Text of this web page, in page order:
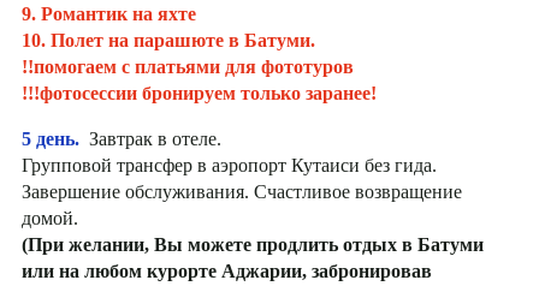
9. Романтик на яхте
10. Полет на парашюте в Батуми.
!!помогаем с платьями для фототуров
!!!фотосессии бронируем только заранее!
5 день. Завтрак в отеле.
Групповой трансфер в аэропорт Кутаиси без гида.
Завершение обслуживания. Счастливое возвращение
домой.
(При желании, Вы можете продлить отдых в Батуми
или на любом курорте Аджарии, забронировав